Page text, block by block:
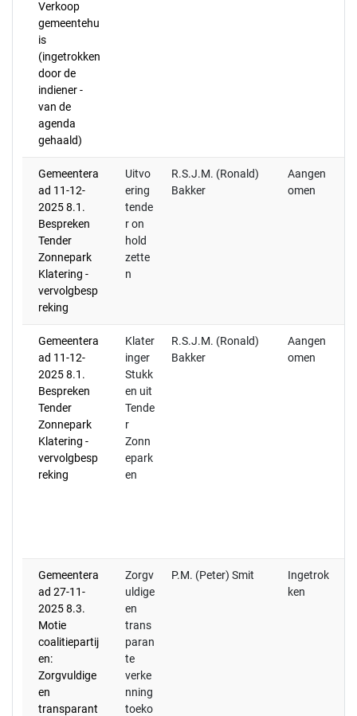
Verkoop
gemeentehu
is
(ingetrokken
door de
indiener -
van de
agenda
gehaald)
Gemeentera
ad 11-12-
2025 8.1.
Bespreken
Tender
Zonnepark
Klatering -
vervolgbesp
reking
Uitvo
ering
tende
r on
hold
zette
n
R.S.J.M. (Ronald)
Bakker
Aangen
omen
Gemeentera
ad 11-12-
2025 8.1.
Bespreken
Tender
Zonnepark
Klatering -
vervolgbesp
reking
Klater
inger
Stukk
en uit
Tende
r
Zonn
epark
en
R.S.J.M. (Ronald)
Bakker
Aangen
omen
Gemeentera
ad 27-11-
2025 8.3.
Motie
coalitiepartij
en:
Zorgvuldige
en
transparant
Zorgv
uldige
en
trans
paran
te
verke
nning
toeko
P.M. (Peter) Smit
Ingetrok
ken